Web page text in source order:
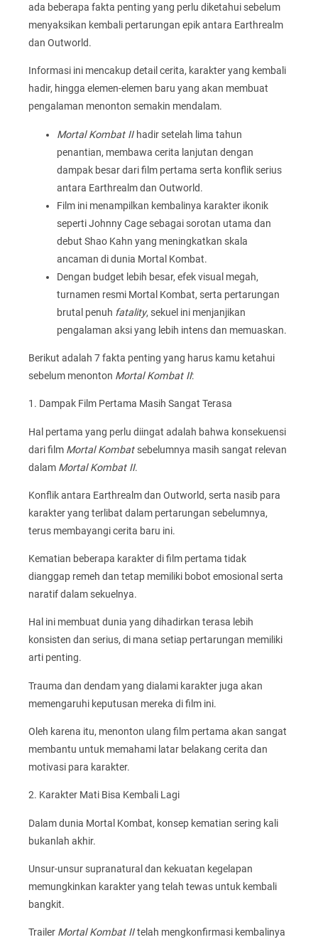
ada beberapa fakta penting yang perlu diketahui sebelum
menyaksikan kembali pertarungan epik antara Earthrealm
dan Outworld.
Informasi ini mencakup detail cerita, karakter yang kembali
hadir, hingga elemen-elemen baru yang akan membuat
pengalaman menonton semakin mendalam.
Mortal Kombat II hadir setelah lima tahun
penantian, membawa cerita lanjutan dengan
dampak besar dari film pertama serta konflik serius
antara Earthrealm dan Outworld.
Film ini menampilkan kembalinya karakter ikonik
seperti Johnny Cage sebagai sorotan utama dan
debut Shao Kahn yang meningkatkan skala
ancaman di dunia Mortal Kombat.
Dengan budget lebih besar, efek visual megah,
turnamen resmi Mortal Kombat, serta pertarungan
brutal penuh fatality, sekuel ini menjanjikan
pengalaman aksi yang lebih intens dan memuaskan.
Berikut adalah 7 fakta penting yang harus kamu ketahui
sebelum menonton Mortal Kombat II:
1. Dampak Film Pertama Masih Sangat Terasa
Hal pertama yang perlu diingat adalah bahwa konsekuensi
dari film Mortal Kombat sebelumnya masih sangat relevan
dalam Mortal Kombat II.
Konflik antara Earthrealm dan Outworld, serta nasib para
karakter yang terlibat dalam pertarungan sebelumnya,
terus membayangi cerita baru ini.
Kematian beberapa karakter di film pertama tidak
dianggap remeh dan tetap memiliki bobot emosional serta
naratif dalam sekuelnya.
Hal ini membuat dunia yang dihadirkan terasa lebih
konsisten dan serius, di mana setiap pertarungan memiliki
arti penting.
Trauma dan dendam yang dialami karakter juga akan
memengaruhi keputusan mereka di film ini.
Oleh karena itu, menonton ulang film pertama akan sangat
membantu untuk memahami latar belakang cerita dan
motivasi para karakter.
2. Karakter Mati Bisa Kembali Lagi
Dalam dunia Mortal Kombat, konsep kematian sering kali
bukanlah akhir.
Unsur-unsur supranatural dan kekuatan kegelapan
memungkinkan karakter yang telah tewas untuk kembali
bangkit.
Trailer Mortal Kombat IItelah mengkonfirmasi kembalinya